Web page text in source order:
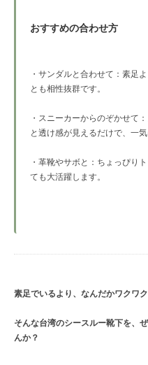
おすすめの合わせ方
・サンダルと合わせて：素足
とも相性抜群です。
・スニーカーからのぞかせて
と透け感が見えるだけで、一
・革靴やサボと：ちょっぴり
ても大活躍します。
素足でいるより、なんだかワクワク
そんな台湾のシースルー靴下を、
んか？